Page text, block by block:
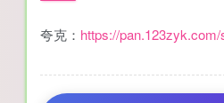
夸克： https://